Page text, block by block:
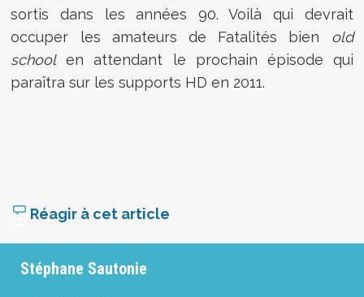
sortis dans les années 90. Voilà qui devrait
occuper les amateurs de Fatalités bien old
schoolen attendant le prochain épisode qui
paraîtra sur les supports HD en 2011.
Réagir à cet article
Stéphane Sautonie